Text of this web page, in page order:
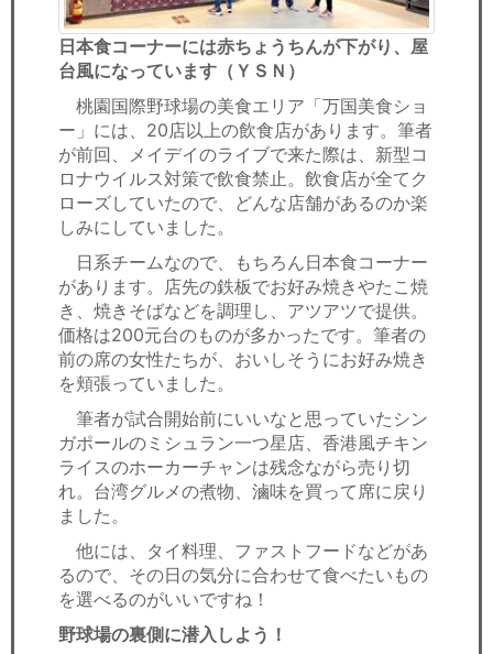
日本食コーナーには赤ちょうちんが下がり、屋
台風になっています（ＹＳＮ）
桃園国際野球場の美食エリア「万国美食ショ
ー」には、20店以上の飲食店があります。筆者
が前回、メイデイのライブで来た際は、新型コ
ロナウイルス対策で飲食禁止。飲食店が全てク
ローズしていたので、どんな店舗があるのか楽
しみにしていました。
日系チームなので、もちろん日本食コーナー
があります。店先の鉄板でお好み焼きやたこ焼
き、焼きそばなどを調理し、アツアツで提供。
価格は200元台のものが多かったです。筆者の
前の席の女性たちが、おいしそうにお好み焼き
を頬張っていました。
筆者が試合開始前にいいなと思っていたシン
ガポールのミシュラン一つ星店、香港風チキン
ライスのホーカーチャンは残念ながら売り切
れ。台湾グルメの煮物、滷味を買って席に戻り
ました。
他には、タイ料理、ファストフードなどがあ
るので、その日の気分に合わせて食べたいもの
を選べるのがいいですね！
野球場の裏側に潜入しよう！